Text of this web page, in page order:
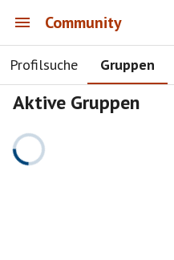
Community
Profilsuche Gruppen
Aktive Gruppen